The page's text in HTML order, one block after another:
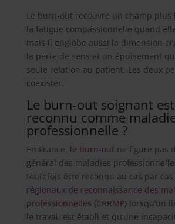
Le burn-out recouvre un champ plus
la fatigue compassionnelle quand
mais il englobe aussi la dimension
la perte de sens et un épuisement
seule relation au patient. Les deux
coexister.
Le burn-out soignant
reconnu comme
professionnelle ?
En France, le burn-outne figure pas
général des maladies
toutefois être reconnu au cas par
régionaux de reconnaissance des
professionnelles (CRRMP)lorsqu’un
le travail est établi et qu’une